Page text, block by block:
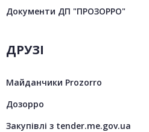
Документи ДП "ПРОЗОРРО"
ДРУЗІ
Майданчики Prozorro
Дозорро
Закупівлі з tender.me.gov.ua